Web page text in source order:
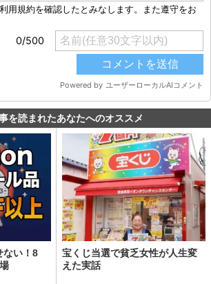
を読まれたあなたへのオススメ
ない！8
宝くじ当選で貧乏女性が人生変
えた実話